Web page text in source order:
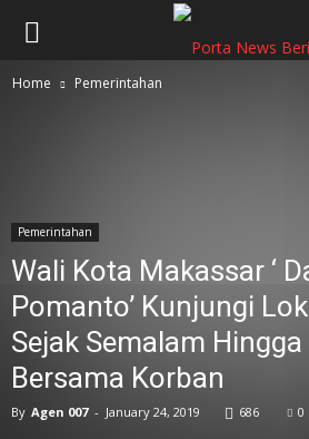
Home Pemerintahan
Pemerintahan
Wali Kota Makassar ‘
Pomanto’ Kunjungi
Sejak Semalam Hingga
Bersama Korban
By Agen 007 - January 24, 2019 686 0